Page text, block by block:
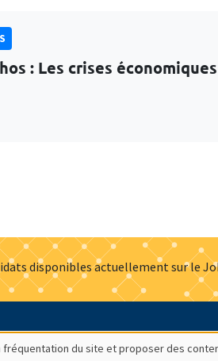
: Les crises économiques
disponibles actuellement sur le
Presse Mentions légales
du site et proposer des